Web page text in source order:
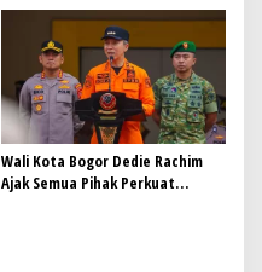
Wali Kota Bogor Dedie Rachim
Ajak Semua Pihak Perkuat